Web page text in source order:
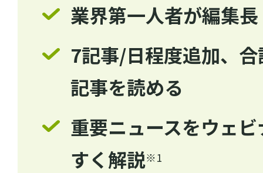
業界第一人者が編集長
7記事/日程度追加、
記事を読める
重要ニュースをウェ
すく解説※1